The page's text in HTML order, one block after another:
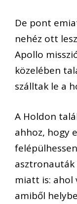
De pont
nehéz ott
Apollo
közelében
szálltak le a
A Holdon
ahhoz, hogy
asztronauták
miatt is: ahol
amiből